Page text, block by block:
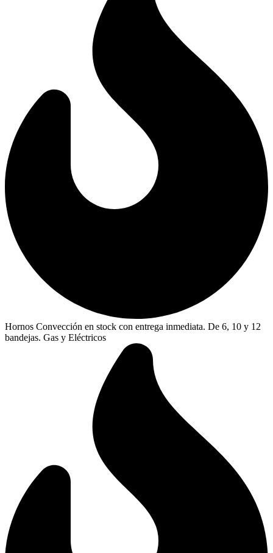
Hornos Convección en stock con entrega inmediata. De 6, 10 y 12
bandejas. Gas y Eléctricos